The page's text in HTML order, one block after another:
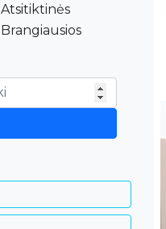
Atsitiktinės
Brangiausios